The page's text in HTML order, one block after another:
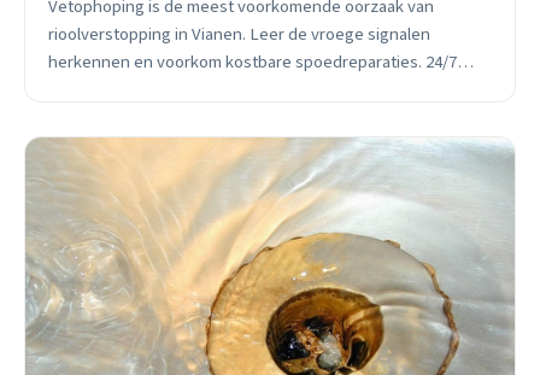
Vetophoping is de meest voorkomende oorzaak van
rioolverstopping in Vianen. Leer de vroege signalen
herkennen en voorkom kostbare spoedreparaties. 24/7